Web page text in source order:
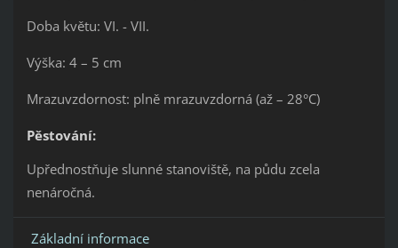
Doba květu: VI. - VII.
Výška: 4 – 5 cm
Mrazuvzdornost: plně mrazuvzdorná (až – 28°C)
Pěstování:
Upřednostňuje slunné stanoviště, na půdu zcela
nenáročná.
Základní informace